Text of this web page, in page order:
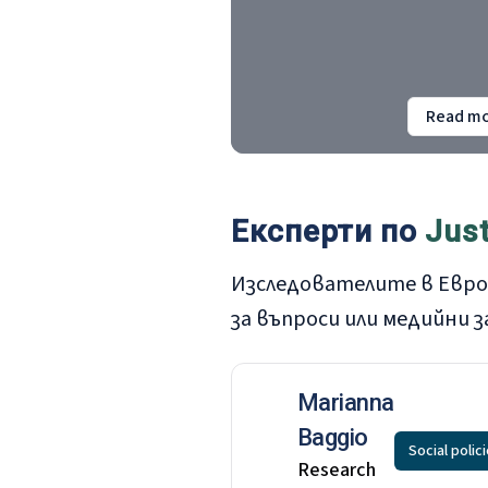
Read
Експерти по
Изследователите в
за въпроси или медийни
Marianna
Baggio
Research
Social